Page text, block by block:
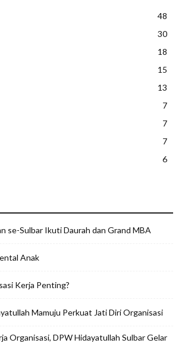
48
30
18
15
13
7
7
7
6
se-Sulbar Ikuti Daurah dan Grand MBA
Anak
Kerja Penting?
Mamuju Perkuat Jati Diri Organisasi
Organisasi, DPW Hidayatullah Sulbar Gelar